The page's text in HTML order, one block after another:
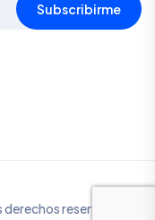
Subscribirme
reservados